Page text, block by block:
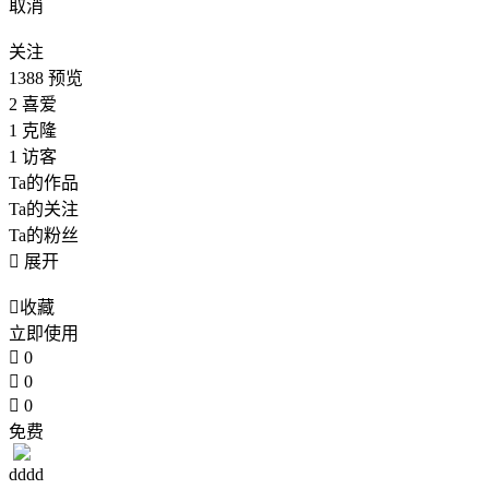
取消
关注
1388 预览
2 喜爱
1 克隆
1 访客
Ta的作品
Ta的关注
Ta的粉丝
 展开
收藏
立即使用
 0
 0
 0
免费
dddd